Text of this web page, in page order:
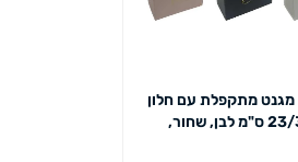
מתקפלת עם חלון
23/32+13 ס"מ לבן, שחור,